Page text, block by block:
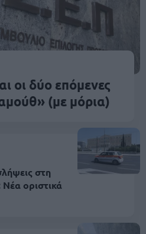
οι δύο επόμενες
(με μόρια)
στη
οριστικά